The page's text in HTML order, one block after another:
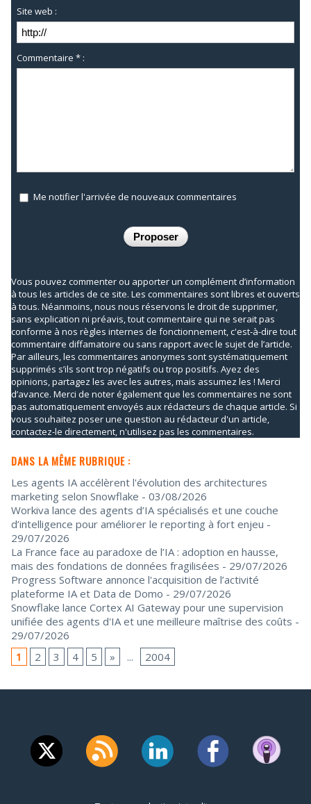
Site web :
Commentaire * :
Me notifier l'arrivée de nouveaux commentaires
Vous pouvez commenter ou apporter un complément d’information
à tous les articles de ce site. Les commentaires sont libres et ouverts
à tous. Néanmoins, nous nous réservons le droit de supprimer,
sans explication ni préavis, tout commentaire qui ne serait pas
conforme à nos règles internes de fonctionnement, c'est-à-dire tout
commentaire diffamatoire ou sans rapport avec le sujet de l’article.
Par ailleurs, les commentaires anonymes sont systématiquement
supprimés s’ils sont trop négatifs ou trop positifs. Ayez des
opinions, partagez les avec les autres, mais assumez les ! Merci
d’avance. Merci de noter également que les commentaires ne sont
pas automatiquement envoyés aux rédacteurs de chaque article. Si
vous souhaitez poser une question au rédacteur d'un article,
contactez-le directement, n'utilisez pas les commentaires.
DANS LA MÊME RUBRIQUE :
Les agents IA accélèrent l'évolution des architectures
marketing selon Snowflake - 03/08/2026
Workiva lance des agents d’IA spécialisés et une couche
d’intelligence pour améliorer le reporting à fort enjeu -
29/07/2026
La France face au paradoxe de l’IA : adoption en hausse,
mais des fondations de données fragilisées - 29/07/2026
Progress Software annonce l'acquisition de l’activité
plateforme IA et Data de Domo - 29/07/2026
Snowflake lance Cortex AI Gateway pour une supervision
unifiée des agents d'IA et une meilleure maîtrise des coûts -
29/07/2026
1
2 3 4 5 » ... 2004